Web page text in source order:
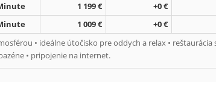
1 199 € +0 €
1 009 € +0 €
• ideálne útočisko pre oddych a relax • reštaurácia
• pripojenie na internet.